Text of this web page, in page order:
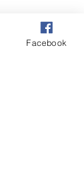
sociaux :
Facebook